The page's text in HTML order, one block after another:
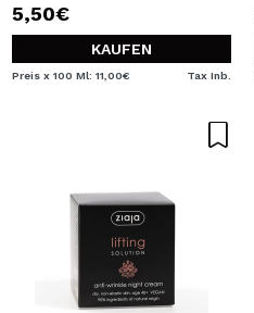
5,50€
KAUFEN
Preis x 100 Ml: 11,00€ Tax Inb.